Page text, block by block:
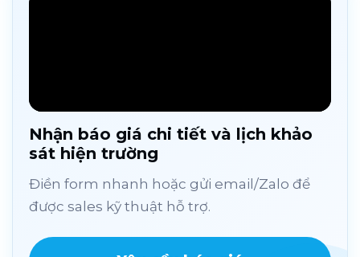
Nhận báo giá chi tiết và lịch khảo
sát hiện trường
Điền form nhanh hoặc gửi email/Zalo để
được sales kỹ thuật hỗ trợ.